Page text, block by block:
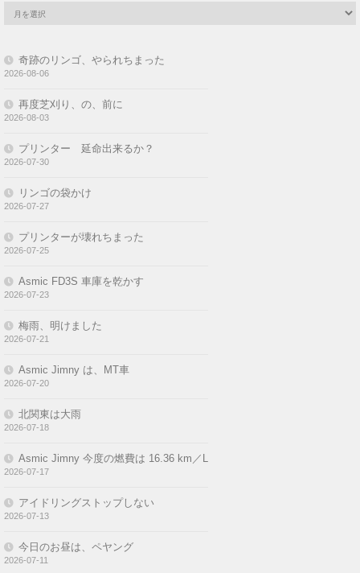
奇跡のリンゴ、やられちまった
2026-08-06
再度芝刈り、の、前に
2026-08-03
プリンター 延命出来るか？
2026-07-30
リンゴの袋かけ
2026-07-27
プリンターが壊れちまった
2026-07-25
Asmic FD3S 車庫を乾かす
2026-07-23
梅雨、明けました
2026-07-21
Asmic Jimny は、MT車
2026-07-20
北関東は大雨
2026-07-18
Asmic Jimny 今度の燃費は 16.36 km／L
2026-07-17
アイドリングストップしない
2026-07-13
今日のお昼は、ペヤング
2026-07-11